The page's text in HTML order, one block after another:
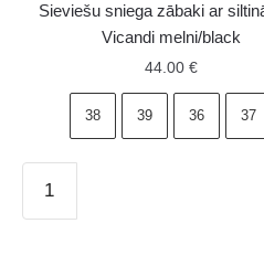
Sieviešu sniega zābaki ar
Vicandi melni/black
44.00 €
38 39 36 37
sniega